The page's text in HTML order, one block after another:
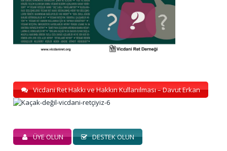
Vicdani Ret Hakkı ve Hakkın Kullanılması – Davut Erkan
ÜYE OLUN DESTEK OLUN